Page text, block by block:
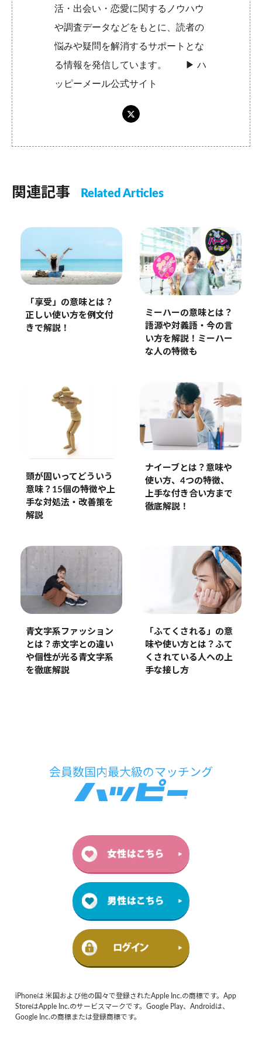
活・出会い・恋愛に関するノウハウ
や調査データなどをもとに、読者の
悩みや疑問を解消するサポートとな
る情報を発信しています。 ▶︎ハ
ッピーメール公式サイト
関連記事 Related Articles
「享受」の意味とは？
正しい使い方を例文付
きで解説！
ミーハーの意味とは？
語源や対義語・今の言
い方を解説！ミーハー
な人の特徴も
頭が固いってどういう
意味？15個の特徴や上
手な対処法・改善策を
解説
ナイーブとは？意味や
使い方、4つの特徴、
上手な付き合い方まで
徹底解説！
青文字系ファッション
とは？赤文字との違い
や個性が光る青文字系
を徹底解説
「ふてくされる」の意
味や使い方とは？ふて
くされている人への上
手な接し方
iPhoneは 米国および他の国々で登録されたApple Inc.の商標です。App
StoreはApple Inc.のサービスマークです。Google Play、Androidは、
Google Inc.の商標または登録商標です。